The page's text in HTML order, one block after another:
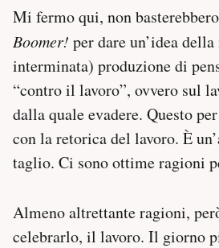
Mi fermo qui, non
Boomer! per dare un’idea
interminata) produzione di
“contro il lavoro”, ovvero sul
dalla quale evadere. Questo
con la retorica del lavoro. È
taglio. Ci sono ottime ragioni
Almeno altrettante ragioni,
celebrarlo, il lavoro. Il giorno